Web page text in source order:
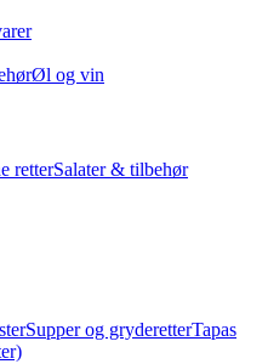
Øl og vin
retterSalater & tilbehør
Supper og gryderetterTapas